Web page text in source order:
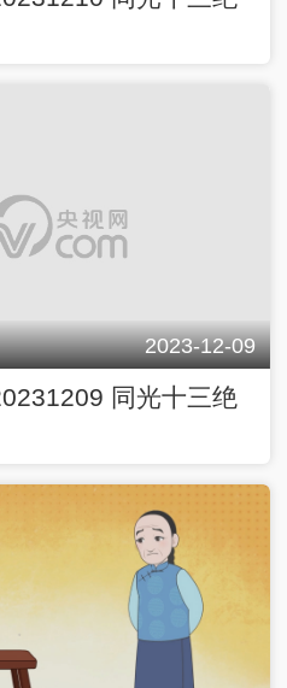
2023-12-09
同光十三绝